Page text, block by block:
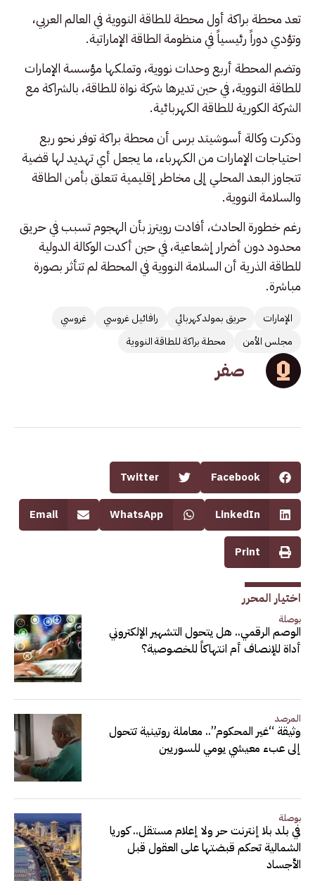
تعد محطة براكة أول محطة للطاقة النووية في العالم العربي،
وتؤدي دوراً رئيسياً في منظومة الطاقة الإماراتية.
وتضم المحطة أربع وحدات نووية، وتملكها مؤسسة الإمارات
للطاقة النووية، في حين تديرها شركة نواة للطاقة، بالشراكة مع
الشركة الكورية للطاقة الكهربائية.
وذكرت وكالة أسوشيتد برس أن محطة براكة توفر نحو ربع
احتياجات الإمارات من الكهرباء، ما يجعل أي تهديد لها قضية
تتجاوز البعد المحلي إلى مخاطر إقليمية تتعلق بأمن الطاقة
والسلامة النووية.
رغم خطورة الحادث، أفادت رويترز بأن الهجوم تسبب في حريق
محدود دون أضرار إشعاعية، في حين أكدت الوكالة الدولية
للطاقة الذرية أن السلامة النووية في المحطة لم تتأثر بصورة
مباشرة.
الإمارات حريق بمولد كهربائي رافائيل غروسي
غروسي
مجلس الأمن
محطة براكة للطاقة النووية
صفر
Facebook
Twitter
LinkedIn
WhatsApp
Email
Print
اختيار المحرر
بوصلة
الوصم الرقمي.. هل يتحول التشهير الإلكتروني
أداة للإنصاف أم انتهاكاً للخصوصية؟
المرصد
وثيقة “غير المحكوم”.. معاملة روتينية تتحول
إلى عبء معيشي يومي للسوريين
بوصلة
في بلد بلا إنترنت حر ولا إعلام مستقل.. كوريا
الشمالية تحكم قبضتها على العقول قبل
الأجساد